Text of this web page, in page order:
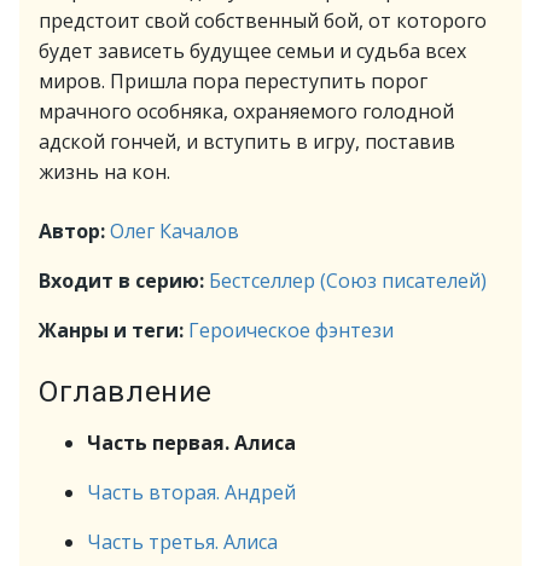
предстоит свой собственный бой, от которого
будет зависеть будущее семьи и судьба всех
миров. Пришла пора переступить порог
мрачного особняка, охраняемого голодной
адской гончей, и вступить в игру, поставив
жизнь на кон.
Автор:Олег Качалов
Входит в серию: Бестселлер (Союз писателей)
Жанры и теги: Героическое фэнтези
Оглавление
Часть первая. Алиса
Часть вторая. Андрей
Часть третья. Алиса